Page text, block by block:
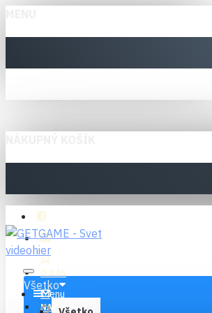
O NÁS
NAPÍŠTE NÁM
Všetko
Menu